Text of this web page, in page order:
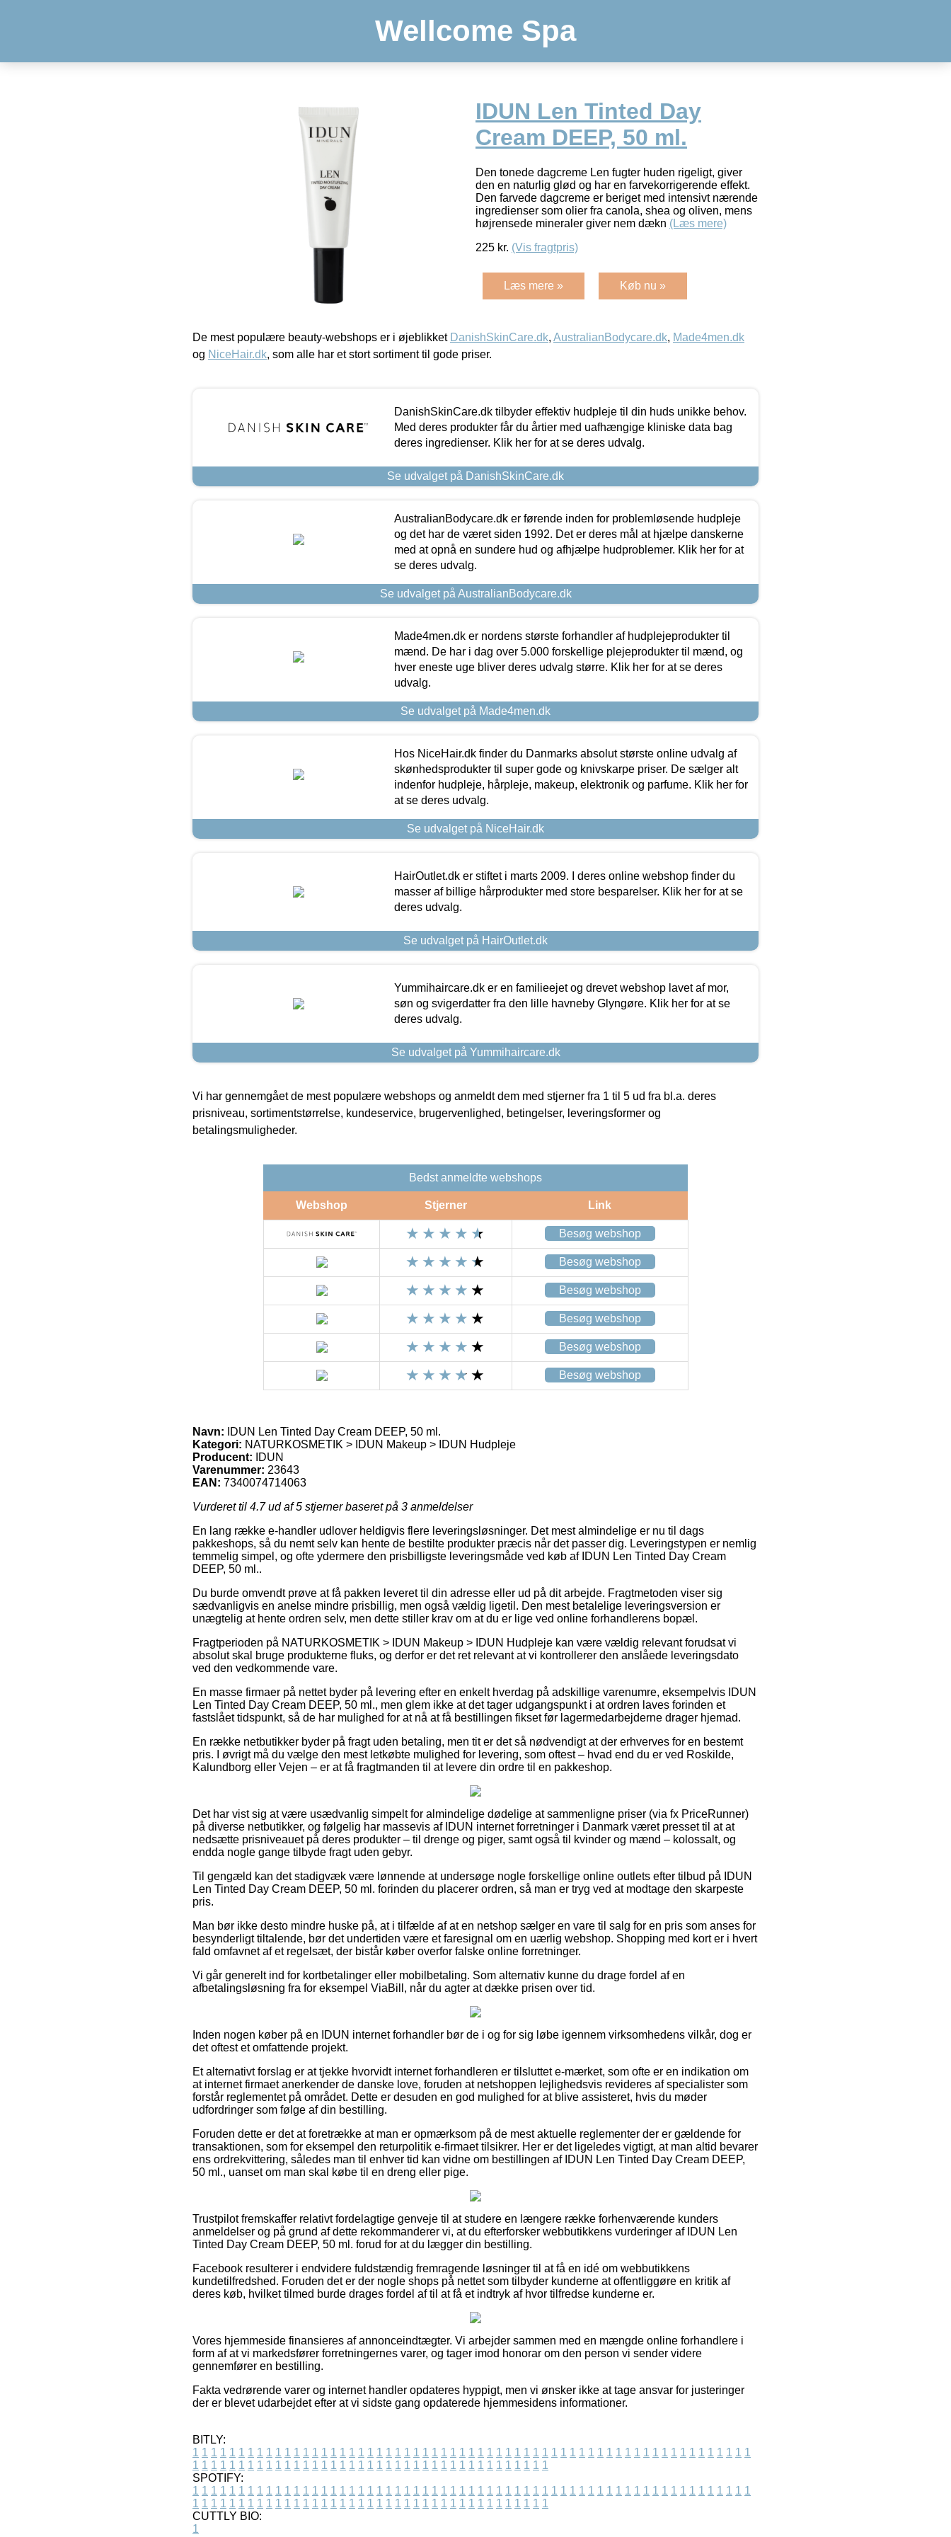
Wellcome Spa
IDUN Len Tinted Day
Cream DEEP, 50 ml.
Den tonede dagcreme Len fugter huden rigeligt, giver
den en naturlig glød og har en farvekorrigerende effekt.
Den farvede dagcreme er beriget med intensivt nærende
ingredienser som olier fra canola, shea og oliven, mens
højrensede mineraler giver nem dækn (Læs mere)
225 kr. (Vis fragtpris)
Læs mere » Køb nu »
De mest populære beauty-webshops er i øjeblikket DanishSkinCare.dk, AustralianBodycare.dk, Made4men.dk
og NiceHair.dk, som alle har et stort sortiment til gode priser.
DanishSkinCare.dk tilbyder effektiv hudpleje til din huds unikke behov.
Med deres produkter får du årtier med uafhængige kliniske data bag
deres ingredienser. Klik her for at se deres udvalg.
Se udvalget på DanishSkinCare.dk
AustralianBodycare.dk er førende inden for problemløsende hudpleje
og det har de været siden 1992. Det er deres mål at hjælpe danskerne
med at opnå en sundere hud og afhjælpe hudproblemer. Klik her for at
se deres udvalg.
Se udvalget på AustralianBodycare.dk
Made4men.dk er nordens største forhandler af hudplejeprodukter til
mænd. De har i dag over 5.000 forskellige plejeprodukter til mænd, og
hver eneste uge bliver deres udvalg større. Klik her for at se deres
udvalg.
Se udvalget på Made4men.dk
Hos NiceHair.dk finder du Danmarks absolut største online udvalg af
skønhedsprodukter til super gode og knivskarpe priser. De sælger alt
indenfor hudpleje, hårpleje, makeup, elektronik og parfume. Klik her for
at se deres udvalg.
Se udvalget på NiceHair.dk
HairOutlet.dk er stiftet i marts 2009. I deres online webshop finder du
masser af billige hårprodukter med store besparelser. Klik her for at se
deres udvalg.
Se udvalget på HairOutlet.dk
Yummihaircare.dk er en familieejet og drevet webshop lavet af mor,
søn og svigerdatter fra den lille havneby Glyngøre. Klik her for at se
deres udvalg.
Se udvalget på Yummihaircare.dk
Vi har gennemgået de mest populære webshops og anmeldt dem med stjerner fra 1 til 5 ud fra bl.a. deres
prisniveau, sortimentstørrelse, kundeservice, brugervenlighed, betingelser, leveringsformer og
betalingsmuligheder.
Bedst anmeldte webshops
Webshop Stjerner Link
Besøg webshop
Besøg webshop
Besøg webshop
Besøg webshop
Besøg webshop
Besøg webshop
Navn: IDUN Len Tinted Day Cream DEEP, 50 ml.
Kategori: NATURKOSMETIK > IDUN Makeup > IDUN Hudpleje
Producent:
IDUN
Varenummer: 23643
EAN: 7340074714063
Vurderet til 4.7ud af 5 stjerner baseret på 3 anmeldelser
En lang række e-handler udlover heldigvis flere leveringsløsninger. Det mest almindelige er nu til dags
pakkeshops, så du nemt selv kan hente de bestilte produkter præcis når det passer dig. Leveringstypen er nemlig
temmelig simpel, og ofte ydermere den prisbilligste leveringsmåde ved køb af IDUN Len Tinted Day Cream
DEEP, 50 ml..
Du burde omvendt prøve at få pakken leveret til din adresse eller ud på dit arbejde. Fragtmetoden viser sig
sædvanligvis en anelse mindre prisbillig, men også vældig ligetil. Den mest betalelige leveringsversion er
unægtelig at hente ordren selv, men dette stiller krav om at du er lige ved online forhandlerens bopæl.
Fragtperioden på NATURKOSMETIK > IDUN Makeup > IDUN Hudpleje kan være vældig relevant forudsat vi
absolut skal bruge produkterne fluks, og derfor er det ret relevant at vi kontrollerer den anslåede leveringsdato
ved den vedkommende vare.
En masse firmaer på nettet byder på levering efter en enkelt hverdag på adskillige varenumre, eksempelvis IDUN
Len Tinted Day Cream DEEP, 50 ml., men glem ikke at det tager udgangspunkt i at ordren laves forinden et
fastslået tidspunkt, så de har mulighed for at nå at få bestillingen fikset før lagermedarbejderne drager hjemad.
En række netbutikker byder på fragt uden betaling, men tit er det så nødvendigt at der erhverves for en bestemt
pris. I øvrigt må du vælge den mest letkøbte mulighed for levering, som oftest – hvad end du er ved Roskilde,
Kalundborg eller Vejen – er at få fragtmanden til at levere din ordre til en pakkeshop.
Det har vist sig at være usædvanlig simpelt for almindelige dødelige at sammenligne priser (via fx PriceRunner)
på diverse netbutikker, og følgelig har massevis af IDUN internet forretninger i Danmark været presset til at at
nedsætte prisniveauet på deres produkter – til drenge og piger, samt også til kvinder og mænd – kolossalt, og
endda nogle gange tilbyde fragt uden gebyr.
Til gengæld kan det stadigvæk være lønnende at undersøge nogle forskellige online outlets efter tilbud på IDUN
Len Tinted Day Cream DEEP, 50 ml. forinden du placerer ordren, så man er tryg ved at modtage den skarpeste
pris.
Man bør ikke desto mindre huske på, at i tilfælde af at en netshop sælger en vare til salg for en pris som anses for
besynderligt tiltalende, bør det undertiden være et faresignal om en uærlig webshop. Shopping med kort er i hvert
fald omfavnet af et regelsæt, der bistår køber overfor falske online forretninger.
Vi går generelt ind for kortbetalinger eller mobilbetaling. Som alternativ kunne du drage fordel af en
afbetalingsløsning fra for eksempel ViaBill, når du agter at dække prisen over tid.
Inden nogen køber på en IDUN internet forhandler bør de i og for sig løbe igennem virksomhedens vilkår, dog er
det oftest et omfattende projekt.
Et alternativt forslag er at tjekke hvorvidt internet forhandleren er tilsluttet e-mærket, som ofte er en indikation om
at internet firmaet anerkender de danske love, foruden at netshoppen lejlighedsvis revideres af specialister som
forstår reglementet på området. Dette er desuden en god mulighed for at blive assisteret, hvis du møder
udfordringer som følge af din bestilling.
Foruden dette er det at foretrække at man er opmærksom på de mest aktuelle reglementer der er gældende for
transaktionen, som for eksempel den returpolitik e-firmaet tilsikrer. Her er det ligeledes vigtigt, at man altid bevarer
ens ordrekvittering, således man til enhver tid kan vidne om bestillingen af IDUN Len Tinted Day Cream DEEP,
50 ml., uanset om man skal købe til en dreng eller pige.
Trustpilot fremskaffer relativt fordelagtige genveje til at studere en længere række forhenværende kunders
anmeldelser og på grund af dette rekommanderer vi, at du efterforsker webbutikkens vurderinger af IDUN Len
Tinted Day Cream DEEP, 50 ml. forud for at du lægger din bestilling.
Facebook resulterer i endvidere fuldstændig fremragende løsninger til at få en idé om webbutikkens
kundetilfredshed. Foruden det er der nogle shops på nettet som tilbyder kunderne at offentliggøre en kritik af
deres køb, hvilket tilmed burde drages fordel af til at få et indtryk af hvor tilfredse kunderne er.
Vores hjemmeside finansieres af annonceindtægter. Vi arbejder sammen med en mængde online forhandlere i
form af at vi markedsfører forretningernes varer, og tager imod honorar om den person vi sender videre
gennemfører en bestilling.
Fakta vedrørende varer og internet handler opdateres hyppigt, men vi ønsker ikke at tage ansvar for justeringer
der er blevet udarbejdet efter at vi sidste gang opdaterede hjemmesidens informationer.
BITLY:
1 1 1 1 1 1 1 1 1 1 1 1 1 1 1 1 1 1 1 1 1 1 1 1 1 1 1 1 1 1 1 1 1 1 1 1 1 1 1 1 1 1 1 1 1 1 1 1 1 1 1 1 1 1 1 1 1 1 1 1 1
1 1 1 1 1 1 1 1 1 1 1 1 1 1 1 1 1 1 1 1 1 1 1 1 1 1 1 1 1 1 1 1 1 1 1 1 1 1 1
SPOTIFY:
1 1 1 1 1 1 1 1 1 1 1 1 1 1 1 1 1 1 1 1 1 1 1 1 1 1 1 1 1 1 1 1 1 1 1 1 1 1 1 1 1 1 1 1 1 1 1 1 1 1 1 1 1 1 1 1 1 1 1 1 1
1 1 1 1 1 1 1 1 1 1 1 1 1 1 1 1 1 1 1 1 1 1 1 1 1 1 1 1 1 1 1 1 1 1 1 1 1 1 1
CUTTLY BIO:
1